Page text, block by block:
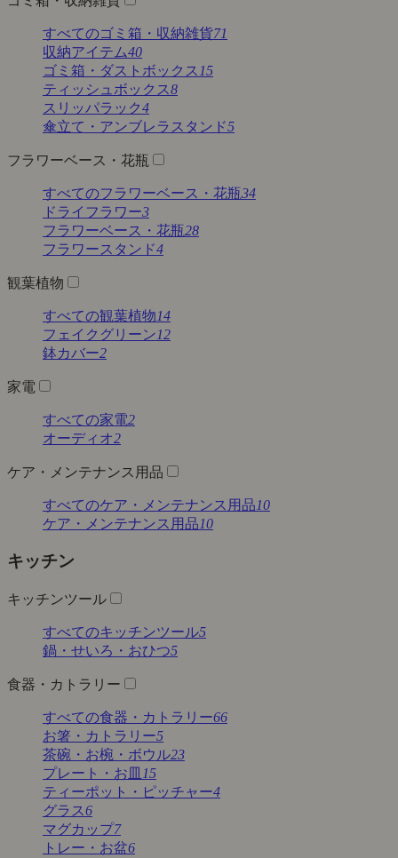
すべてのゴミ箱・収納雑貨71
収納アイテム40
ゴミ箱・ダストボックス 15
ティッシュボックス8
スリッパラック4
傘立て・アンブレラスタンド5
フラワーベース・花瓶
すべてのフラワーベース・花瓶34
ドライフラワー3
フラワーベース・花瓶28
フラワースタンド4
観葉植物
すべての観葉植物14
フェイクグリーン12
鉢カバー2
家電
すべての家電2
オーディオ2
ケア・メンテナンス用品
すべてのケア・メンテナンス用品10
ケア・メンテナンス用品10
キッチン
キッチンツール
すべてのキッチンツール5
鍋・せいろ・おひつ5
食器・カトラリー
すべての食器・カトラリー66
お箸・カトラリー5
茶碗・お椀・ボウル23
プレート・お皿 15
ティーポット・ピッチャー4
グラス6
マグカップ7
トレー・お盆6